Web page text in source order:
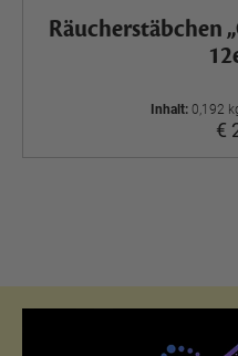
Räucherstäbchen
Inhalt: 0,192
€